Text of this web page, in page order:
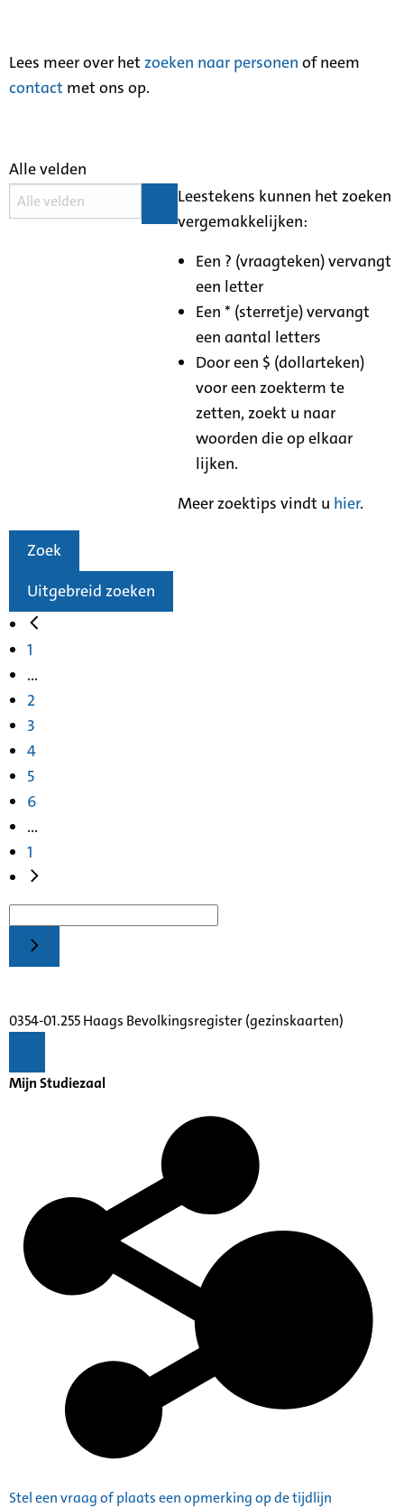
Lees meer over het zoeken naar personen of neem
contact met ons op.
Alle velden
Leestekens kunnen het zoeken
vergemakkelijken:
Een ? (vraagteken) vervangt
een letter
Een * (sterretje) vervangt
een aantal letters
Door een $ (dollarteken)
voor een zoekterm te
zetten, zoekt u naar
woorden die op elkaar
lijken.
Meer zoektips vindt u hier.
Zoek
Uitgebreid zoeken
1
...
2
3
4
5
6
...
1
0354-01.255 Haags Bevolkingsregister (gezinskaarten)
Mijn Studiezaal
Stel een vraag of plaats een opmerking op de tijdlijn